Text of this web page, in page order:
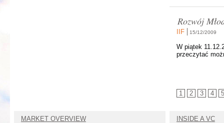
Rozwój
IIF 15/12/2009
W piątek
przeczytać
1 2 3 4 5
MARKET OVERVIEW INSIDE A VC